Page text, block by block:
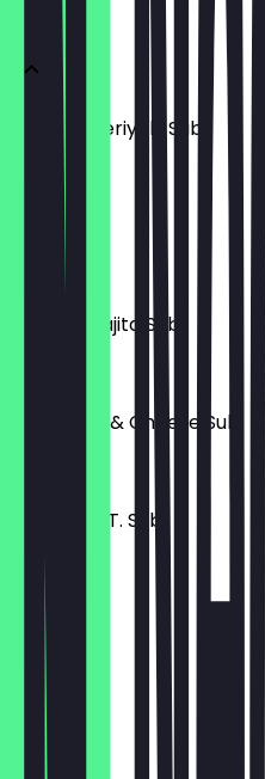
Chicken Teriyaki Sub
8,39 €
Tuna Sub
7,69 €
Chicken Fajita Sub
Philly Beef & Cheese Sub
Italian B.M.T. Sub
7,69 €